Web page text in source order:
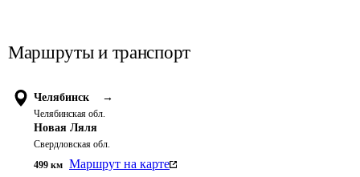
Маршруты и транспорт
Челябинск →
Челябинская обл.
Новая Ляля
Свердловская обл.
499 км Маршрут на карте